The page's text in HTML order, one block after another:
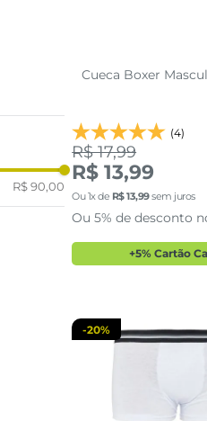
R$ 90,00
Cueca Boxer
(4)
R$ 17,99
R$ 13,99
Ou1x de R$13,99sem juros
Ou 5% de desconto
+5% Cartão
P
adicionar a
-20%